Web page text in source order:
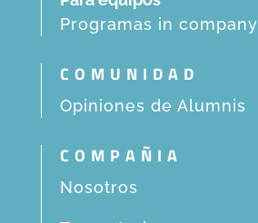
Programas in company
COMUNIDAD
Opiniones de Alumnis
COMPAÑIA
Nosotros